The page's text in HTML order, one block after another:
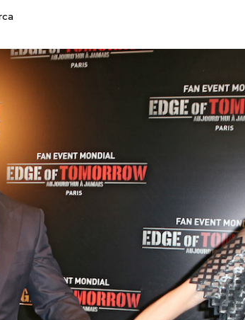
Auto
Moda
Consumismi
Storie/Idee
Ok Boomer!
Altrecose
Mondiali calcio 2026